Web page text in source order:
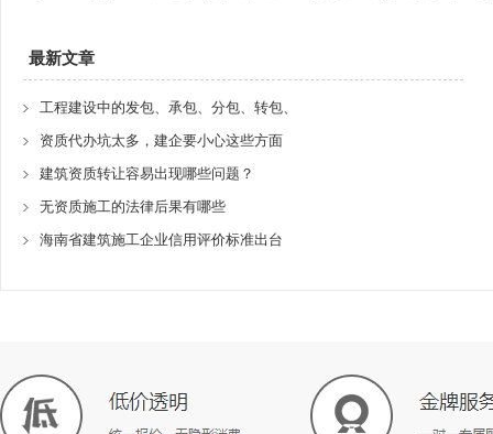
最新文章
工程建设中的发包、承包、分包、转包、
资质代办坑太多，建企要小心这些方面
建筑资质转让容易出现哪些问题？
无资质施工的法律后果有哪些
海南省建筑施工企业信用评价标准出台